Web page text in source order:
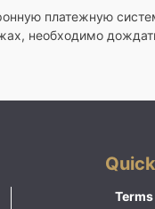
платежную
необходимо
Terms